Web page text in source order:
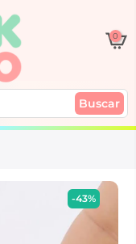
0
Buscar
-43%